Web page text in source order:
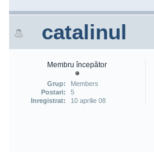
catalinul
Membru începător
Grup:
Members
Postari:
5
Inregistrat:
10 aprilie 08